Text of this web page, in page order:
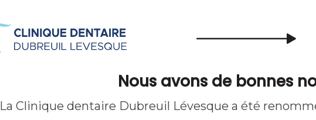
Nous avons de bonnes
La Clinique dentaire Dubreuil Lévesque a été